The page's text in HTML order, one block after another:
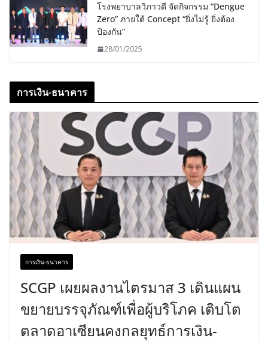
โรงพยาบาลวิภาวดี จัดกิจกรรม “Dengue
Zero” ภายใต้ Concept “ยิ่งไม่รู้ ยิ่งต้อง
ป้องกัน”
28/01/2025
การเงิน-ธนาคาร
การเงิน-ธนาคาร
SCGP เผยผลงานไตรมาส 3 เดินแผน
ขยายบรรจุภัณฑ์เพื่อผู้บริโภค เติบโต
ตลาดอาเซียนคงกลยุทธ์การเงิน-